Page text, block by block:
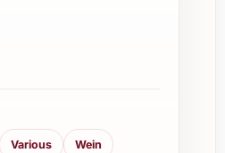
Various Wein